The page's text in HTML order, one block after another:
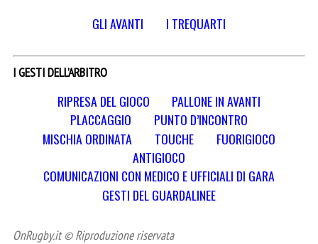
GLI AVANTI I TREQUARTI
I GESTI DELL’ARBITRO
RIPRESA DEL GIOCO
PALLONE IN AVANTI
PLACCAGGIO
PUNTO D’INCONTRO
MISCHIA ORDINATA
TOUCHE
FUORIGIOCO
ANTIGIOCO
COMUNICAZIONI CON MEDICO E UFFICIALI DI GARA
GESTI DEL GUARDALINEE
OnRugby.it © Riproduzione riservata